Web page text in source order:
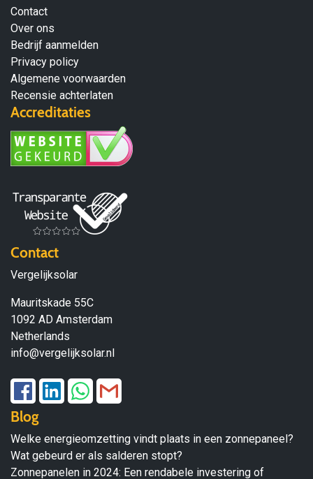
Contact
Over ons
Bedrijf aanmelden
Privacy policy
Algemene voorwaarden
Recensie achterlaten
Accreditaties
Contact
Vergelijksolar
Mauritskade 55C
1092 AD Amsterdam
Netherlands
info@vergelijksolar.nl
Blog
Welke energieomzetting vindt plaats in een zonnepaneel?
Wat gebeurd er als salderen stopt?
Zonnepanelen in 2024: Een rendabele investering of